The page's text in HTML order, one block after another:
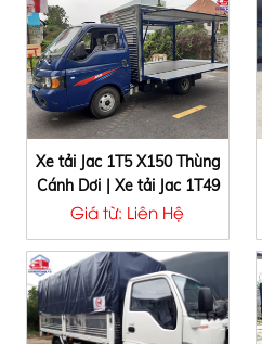
Xe tải Jac 1T5 X150 Thùng
Cánh Dơi | Xe tải Jac 1T49
X150 Thùng Cánh Dơi
Giá từ: Liên Hệ